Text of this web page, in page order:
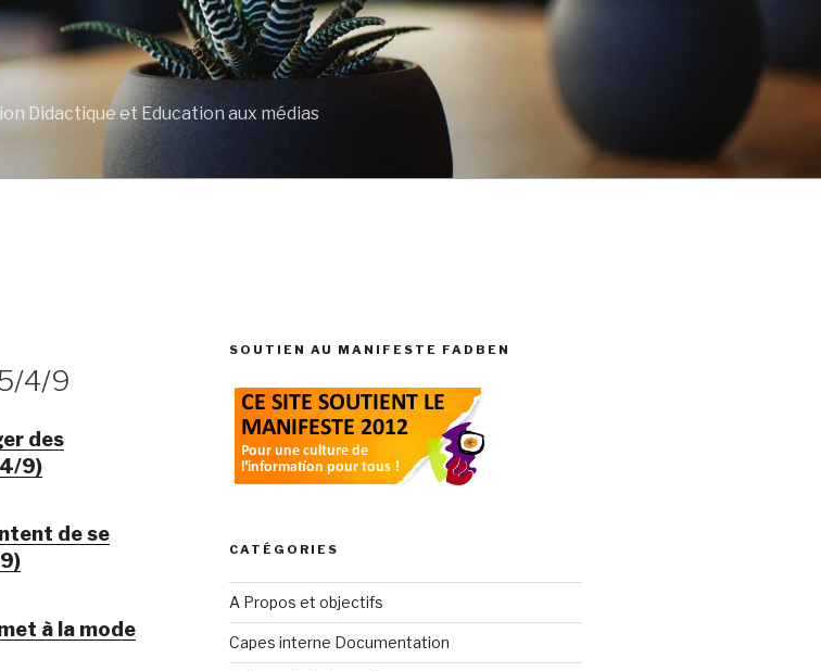
Didactique et Education aux médias
4/9
des
9)
de se
à la mode
SOUTIEN AU MANIFESTE FADBEN
CATÉGORIES
A Propos et objectifs
Capes interne Documentation